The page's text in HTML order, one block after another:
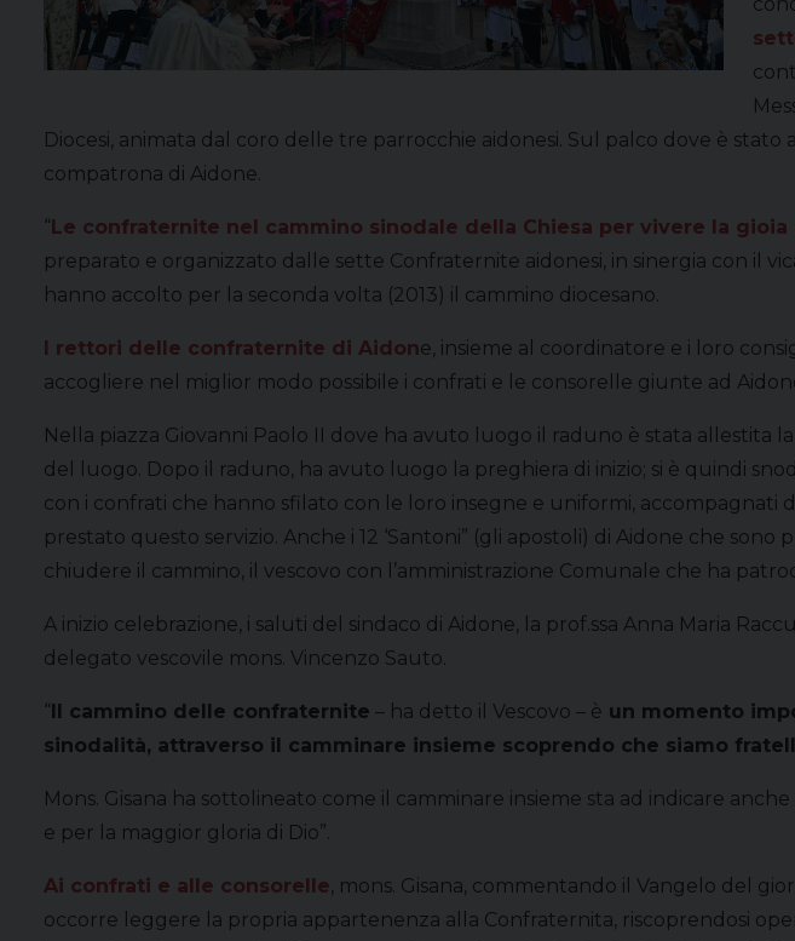
Diocesi, animata dal coro delle tre parrocchie aidonesi. Sul palco dove è
compatrona di Aidone.
“ Le confraternite nel cammino sinodale della Chiesa per vivere la gioia
preparato e organizzato dalle sette Confraternite aidonesi, in sinergia con il
hanno accolto per la seconda volta (2013) il cammino diocesano.
I rettori delle confraternite di Aidone, insieme al coordinatore e i loro
accogliere nel miglior modo possibile i confrati e le consorelle giunte ad
Nella piazza Giovanni Paolo II dove ha avuto luogo il raduno è stata
del luogo. Dopo il raduno, ha avuto luogo la preghiera di inizio; si è quindi
con i confrati che hanno sfilato con le loro insegne e uniformi,
prestato questo servizio. Anche i 12 ‘Santoni” (gli apostoli) di Aidone che
chiudere il cammino, il vescovo con l’amministrazione Comunale che ha
A inizio celebrazione, i saluti del sindaco di Aidone, la prof.ssa Anna Maria
delegato vescovile mons. Vincenzo Sauto.
“ Il cammino delle confraternite – ha detto il Vescovo – è un momento
sinodalità, attraverso il camminare insieme scoprendo che siamo
Mons. Gisana ha sottolineato come il camminare insieme sta ad indicare
e per la maggior gloria di Dio”.
Ai confrati e alle consorelle, mons. Gisana, commentando il Vangelo del
occorre leggere la propria appartenenza alla Confraternita, riscoprendosi